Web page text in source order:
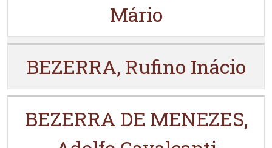
Mário
BEZERRA, Rufino Inácio
BEZERRA DE MENEZES,